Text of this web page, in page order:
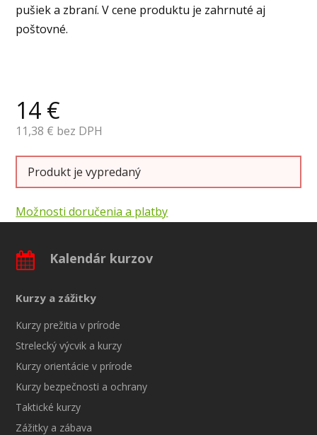
pušiek a zbraní. V cene produktu je zahrnuté aj
poštovné.
14 €
11,38 € bez DPH
Produkt je vypredaný
Možnosti doručenia a platby
Kalendár kurzov
Kurzy a zážitky
Kurzy prežitia v prírode
Strelecký výcvik a kurzy
Kurzy orientácie v prírode
Kurzy bezpečnosti a ochrany
Taktické kurzy
Zážitky a zábava